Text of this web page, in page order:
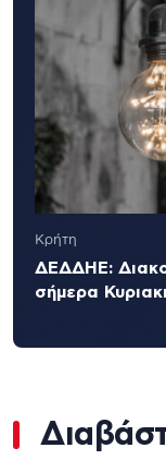
Κρήτη
ΔΕΔΔΗΕ:
σήμερα